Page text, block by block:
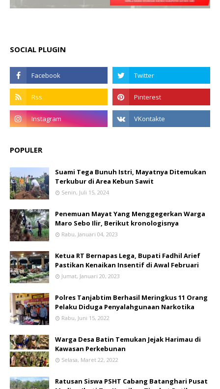
SOCIAL PLUGIN
POPULER
Suami Tega Bunuh Istri, Mayatnya Ditemukan
Terkubur di Area Kebun Sawit
Senin, Juli 15, 2024
Penemuan Mayat Yang Menggegerkan Warga
Maro Sebo Ilir, Berikut kronologisnya
Rabu, Januari 04, 2023
Ketua RT Bernapas Lega, Bupati Fadhil Arief
Pastikan Kenaikan Insentif di Awal Februari
Jumat, Januari 20, 2023
Polres Tanjabtim Berhasil Meringkus 11 Orang
Pelaku Diduga Penyalahgunaan Narkotika
Rabu, Juni 15, 2022
Warga Desa Batin Temukan Jejak Harimau di
Kawasan Perkebunan
Selasa, Maret 22, 2022
Ratusan Siswa PSHT Cabang Batanghari Pusat